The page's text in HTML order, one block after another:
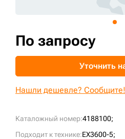
Каталожный номер:4188100;
Подходит к технике:EX3600-5;
По запросу
Уточнить
Нашли дешевле? Сообщите!
+7 (499) 394-50-93